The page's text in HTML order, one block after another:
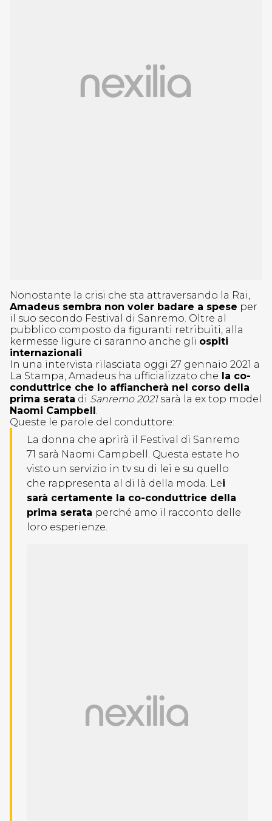
Nonostante la crisi che sta attraversando la Rai,
Amadeus sembra non voler badare a spese per
il suo secondo Festival di Sanremo. Oltre al
pubblico composto da figuranti retribuiti, alla
kermesse ligure ci saranno anche gli ospiti
internazionali.
In una intervista rilasciata oggi 27 gennaio 2021 a
La Stampa, Amadeus ha ufficializzato che la co-
conduttrice che lo affiancherà nel corso della
prima serata di Sanremo 2021sarà la ex top model
Naomi Campbell.
Queste le parole del conduttore:
La donna che aprirà il Festival di Sanremo
71 sarà Naomi Campbell. Questa estate ho
visto un servizio in tv su di lei e su quello
che rappresenta al di là della moda. Lei
sarà certamente la co-conduttrice della
prima serata perché amo il racconto delle
loro esperienze.